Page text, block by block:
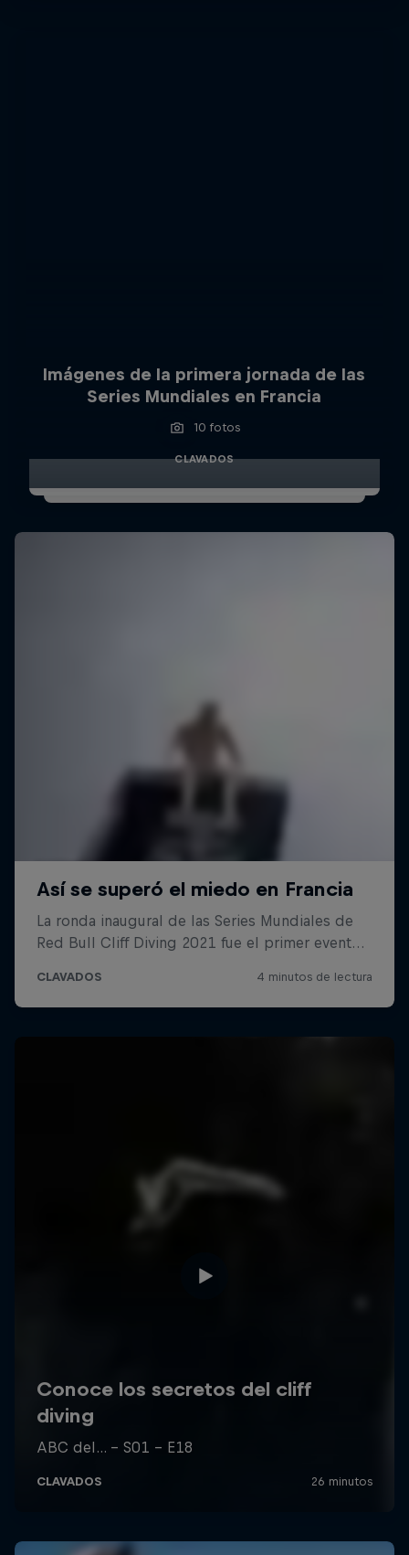
Imágenes de la primera jornada de las
Series Mundiales en Francia
10 fotos
CLAVADOS